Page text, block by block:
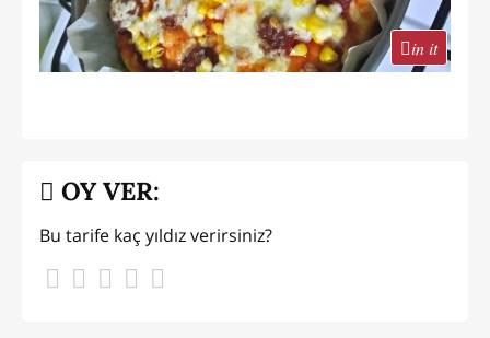
in it
OY VER:
Bu tarife kaç yıldız verirsiniz?